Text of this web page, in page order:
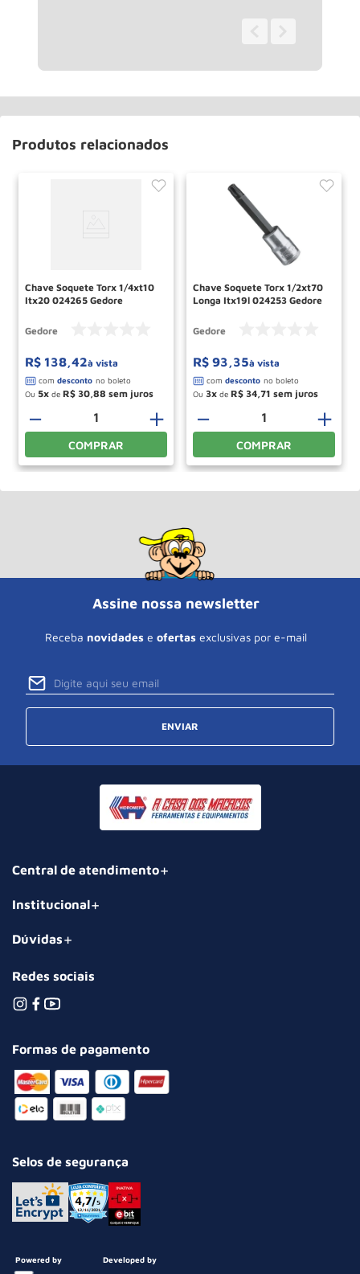
Produtos relacionados
Chave Soquete Torx 1/4xt10
Itx20 024265 Gedore
Gedore
R$ 138,42à vista
Ou 5 de R$ 30 88
＋
－
COMPRAR
Chave Soquete Torx 1/2xt70
Longa Itx19l 024253 Gedore
Gedore
R$ 93,35à vista
Ou 3 de R$ 34 71
＋
－
COMPRAR
Assine nossa newsletter
Receba novidades e ofertas exclusivas por e-mail
ENVIAR
Central de atendimento
Institucional
Dúvidas
Redes sociais
Formas de pagamento
Selos de segurança
Powered by Developed by